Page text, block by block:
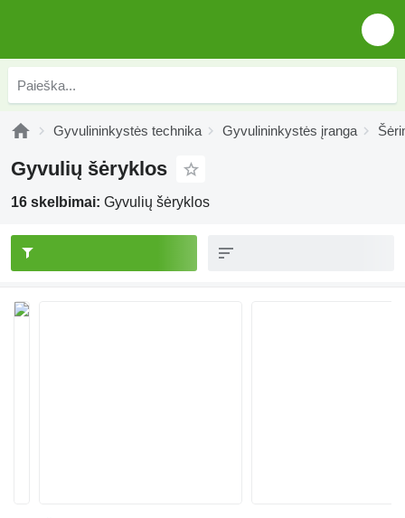
Gyvulininkystės technika Gyvulininkystės įranga
Gyvulių šėryklos
16 skelbimai: Gyvulių šėryklos